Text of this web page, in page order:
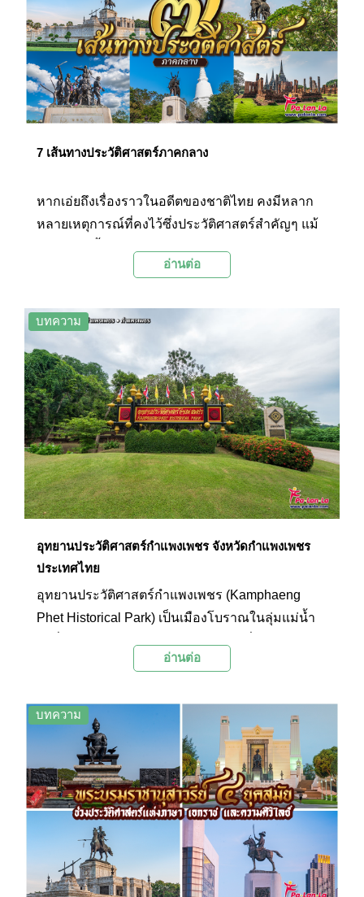
คะ แต่ละสถานที่นั้นมีสิ่งที่น่าสนใจ และมีความเป็น
มาอย่างไร พร้อมแล้วตามไปเที่ยวได้เลยค่ะ
7 เส้นทางประวัติศาสตร์ภาคกลาง
หากเอ่ยถึงเรื่องราวในอดีตของชาติไทย คงมีหลาก
หลายเหตุการณ์ที่คงไว้ซึ่งประวัติศาสตร์สำคัญๆ แม้
โบราณสถาน และอนุสรณ์ของวีรชนบรรพบุรุษไทย
ความดีของบรรพบุรุษไทย และสถานที่ทาง
ประวัติศาสตร์ที่สำคัญครั้นอดีตอยู่เสมอ วันนี้
Palanla จะพาท่อง 7 เส้นทางประวัติศาสตร์ที่อยู่ใน
ภูมิภาคกลาง อีกทั้งไม่ไกลจากกรุงเทพฯ อีกด้วยนะ
คะ แต่ละสถานที่นั้นมีสิ่งที่น่าสนใจ และมีความเป็น
มาอย่างไร พร้อมแล้วตามไปเที่ยวได้เลยค่ะ
อ่านต่อ
บทความ
อุทยานประวัติศาสตร์กำแพงเพชร จังหวัดกำแพงเพชร
ประเทศไทย
อุทยานประวัติศาสตร์กำแพงเพชร (Kamphaeng
Phet Historical Park) เป็นเมืองโบราณในลุ่มแม่น้ำ
อลังการของศิลปกรรมไทยในยุคแรกๆ ที่ยังคงหลง
เมือง เช่น วัดพระแก้ว วัดพระธาตุ และวัดกลางนคร
และโบราณสถานที่สำคัญนอกเขตกำแพงเมือง เช่น
วัดพระนอน วัดพระสี่อิริยาบถ วัดช้างรอบ และวัด
อาวาสใหญ่ อุทยานประวัติศาสตร์กำแพงเพชร
นอกจากเป็นสถานที่ท่องเที่ยวเชิงประวัติศาสตร์แล้ว
ยังได้รับยกย่องให้เป็นมรดกโลกทางวัฒนธรรมอีก
ด้วย สถานที่แห่งนี้จึงเป็นอีกหนึ่งจุดหมายปลายทางที่
ไม่ควรพลาดเมื่อมาเยือนจังหวัดกำแพงเพชร
อ่านต่อ
บทความ